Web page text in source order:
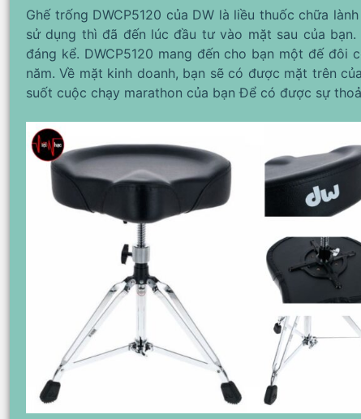
Ghế trống DWCP5120 của DW là liều thuốc chữa
sử dụng thì đã đến lúc đầu tư vào mặt sau của
đáng kể. DWCP5120 mang đến cho bạn một đế
năm. Về mặt kinh doanh, bạn sẽ có được mặt trên
suốt cuộc chạy marathon của bạn Để có được sự